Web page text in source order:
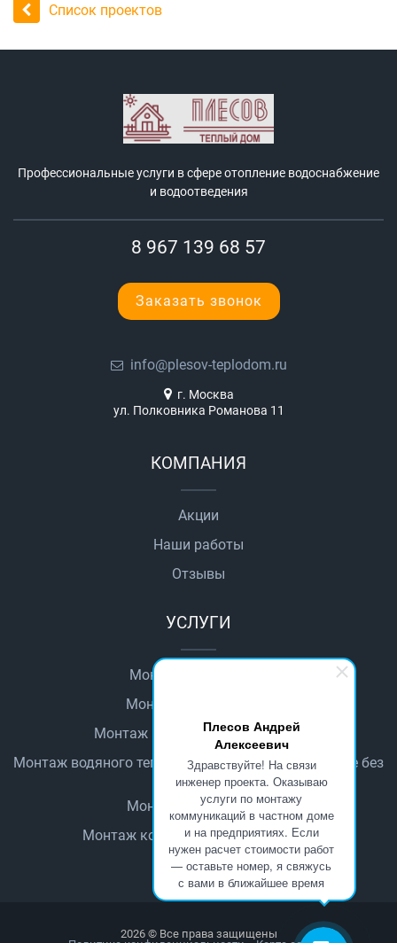
Плесов Андрей
Алексеевич
Здравствуйте! На связи
инженер проекта. Оказываю
услуги по монтажу
коммуникаций в частном доме
и на предприятиях. Если
нужен расчет стоимости работ
— оставьте номер, я свяжусь
с вами в ближайшее время
Список проектов
Профессиональные услуги в сфере отопление водоснабжение
и водоотведения
8 967 139 68 57
Заказать звонок
info@plesov-teplodom.ru
г. Москва
ул. Полковника Романова 11
КОМПАНИЯ
Акции
Наши работы
Отзывы
УСЛУГИ
Монтаж автоматики
Монтаж водопровода
Монтаж водяного теплого пола
Монтаж водяного теплого пола в деревянном доме без
стяжки
Монтаж канализации
Монтаж котельного оборудования
2026 © Все права защищены